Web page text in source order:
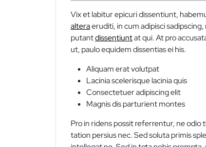
Vix et labitur epicuri dissentiunt,
alteraeruditi, in cum adipisci
putantdissentiuntat qui. At pro
ut, paulo equidem dissentias ei his.
Aliquam erat volutpat
Lacinia scelerisque lacinia quis
Consectetuer adipiscing elit
Magnis dis parturient montes
Pro in ridens possit referrentur, ne
tation persius nec. Sed soluta primis